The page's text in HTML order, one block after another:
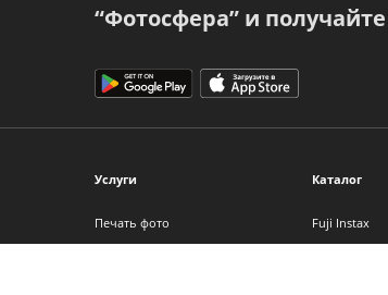
“Фотосфера” и
Услуги
Печать фото
Каталог
Fuji Instax